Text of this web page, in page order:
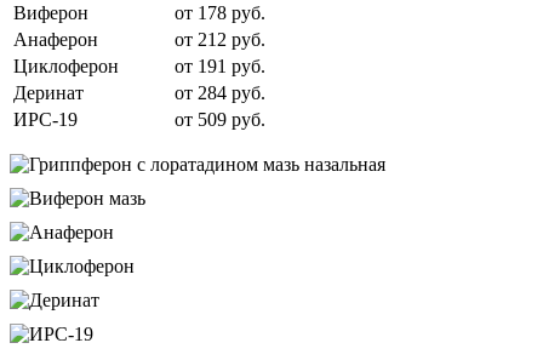
Виферон
от 178 руб.
Анаферон
от 212 руб.
Циклоферон
от 191 руб.
Деринат
от 284 руб.
ИРС-19
от 509 руб.